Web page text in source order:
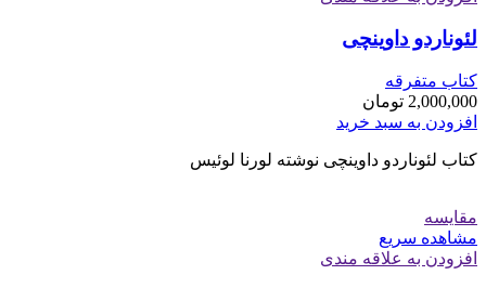
لئوناردو داوینچی
کتاب متفرقه
2,000,000 تومان
افزودن به سبد خرید
کتاب لئوناردو داوینچی نوشته لورنا لوئیس
مقایسه
مشاهده سریع
افزودن به علاقه مندی